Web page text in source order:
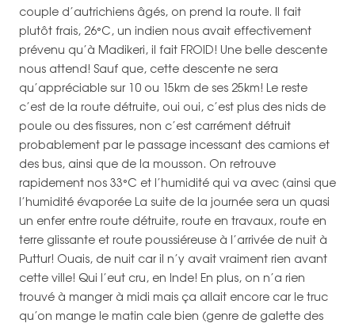
couple d’autrichiens âgés, on prend la route. Il fait
plutôt frais, 26°C, un indien nous avait effectivement
prévenu qu’à Madikeri, il fait FROID! Une belle descente
nous attend! Sauf que, cette descente ne sera
qu’appréciable sur 10 ou 15km de ses 25km! Le reste
c’est de la route détruite, oui oui, c’est plus des nids de
poule ou des fissures, non c’est carrément détruit
probablement par le passage incessant des camions et
des bus, ainsi que de la mousson. On retrouve
rapidement nos 33°C et l’humidité qui va avec (ainsi que
l’humidité évaporée La suite de la journée sera un quasi
un enfer entre route détruite, route en travaux, route en
terre glissante et route poussiéreuse à l’arrivée de nuit à
Puttur! Ouais, de nuit car il n’y avait vraiment rien avant
cette ville! Qui l’eut cru, en Inde! En plus, on n’a rien
trouvé à manger à midi mais ça allait encore car le truc
qu’on mange le matin cale bien (genre de galette des